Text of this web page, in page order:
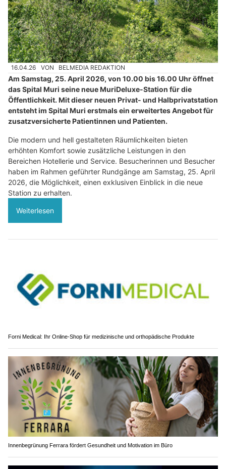
16.04.26 VON BELMEDIA REDAKTION
Am Samstag, 25. April 2026, von 10.00 bis 16.00 Uhr öffnet
das Spital Muri seine neue MuriDeluxe-Station für die
Öffentlichkeit. Mit dieser neuen Privat- und Halbprivatstation
entsteht im Spital Muri erstmals ein erweitertes Angebot für
zusatzversicherte Patientinnen und Patienten.
Die modern und hell gestalteten Räumlichkeiten bieten
erhöhten Komfort sowie zusätzliche Leistungen in den
Bereichen Hotellerie und Service. Besucherinnen und Besucher
haben im Rahmen geführter Rundgänge am Samstag, 25. April
2026, die Möglichkeit, einen exklusiven Einblick in die neue
Station zu erhalten.
Weiterlesen
Forni Medical: Ihr Online-Shop für medizinische und orthopädische Produkte
Innenbegrünung Ferrara fördert Gesundheit und Motivation im Büro